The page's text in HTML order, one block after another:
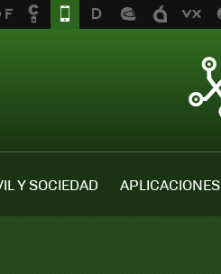
Y SOCIEDAD APLICACIONES